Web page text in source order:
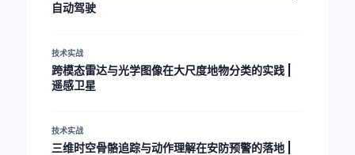
自动驾驶
技术实战
跨模态雷达与光学图像在大尺度地物分类的实践 |
遥感卫星
技术实战
三维时空骨骼追踪与动作理解在安防预警的落地 |